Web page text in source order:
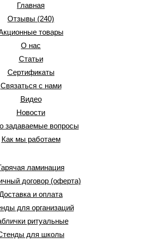
Главная
Отзывы (240)
товары
О нас
Статьи
Сертификаты
Связаться с нами
Видео
Новости
задаваемые вопросы
Как мы работаем
ламинация
договор (оферта)
и оплата
для организаций
ритуальные
для школы